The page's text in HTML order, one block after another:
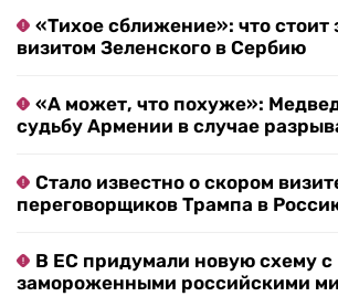
«Тихое сближение»: что стоит
визитом Зеленского в Сербию
«А может, что похуже»:
судьбу Армении в случае
Стало известно о скором
переговорщиков Трампа в
В ЕС придумали новую схему с
замороженными российскими